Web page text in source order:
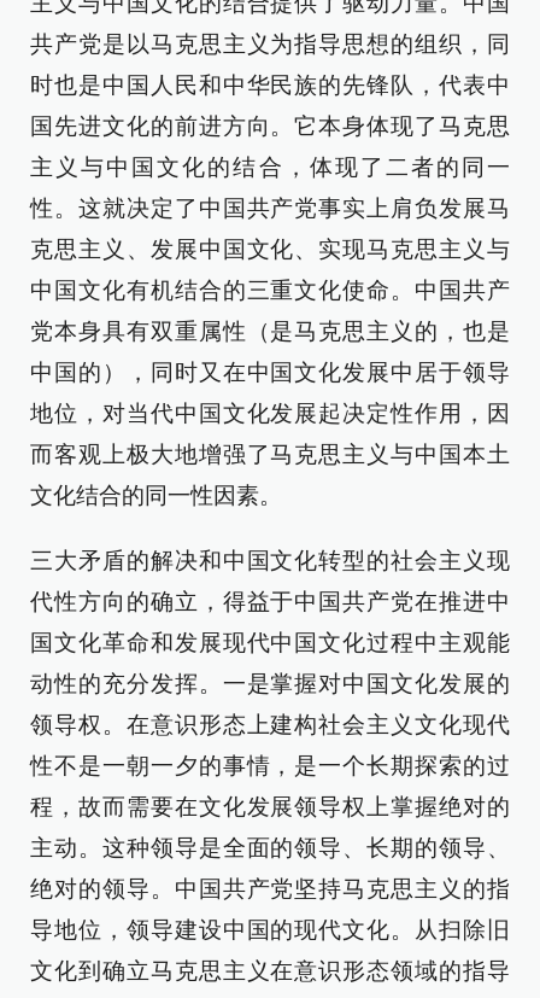
共产党是以马克思主义为指导思想的组织，同
时也是中国人民和中华民族的先锋队，代表中
国先进文化的前进方向。它本身体现了马克思
主义与中国文化的结合，体现了二者的同一
性。这就决定了中国共产党事实上肩负发展马
克思主义、发展中国文化、实现马克思主义与
中国文化有机结合的三重文化使命。中国共产
党本身具有双重属性（是马克思主义的，也是
中国的），同时又在中国文化发展中居于领导
地位，对当代中国文化发展起决定性作用，因
而客观上极大地增强了马克思主义与中国本土
文化结合的同一性因素。
三大矛盾的解决和中国文化转型的社会主义现
代性方向的确立，得益于中国共产党在推进中
国文化革命和发展现代中国文化过程中主观能
动性的充分发挥。一是掌握对中国文化发展的
领导权。在意识形态上建构社会主义文化现代
性不是一朝一夕的事情，是一个长期探索的过
程，故而需要在文化发展领导权上掌握绝对的
主动。这种领导是全面的领导、长期的领导、
绝对的领导。中国共产党坚持马克思主义的指
导地位，领导建设中国的现代文化。从扫除旧
文化到确立马克思主义在意识形态领域的指导